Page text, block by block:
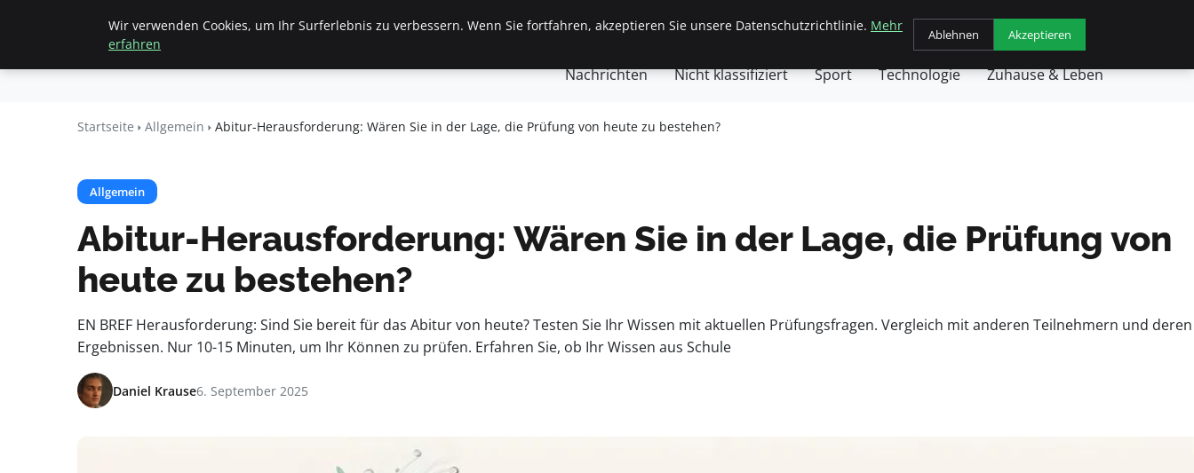
Beyond
Startseite Allgemein Finanzen & Immobilien Frauen / Mode Geschäft Gesundheit Haustiere Kochen
Nachrichten Nicht klassifiziert Sport Technologie Zuhause & Leben
Startseite Allgemein Abitur-Herausforderung: Wären Sie in der Lage, die Prüfung von heute zu bestehen?
Allgemein
Abitur-Herausforderung: Wären Sie in der Lage, die Prüfung von
heute zu bestehen?
EN BREF Herausforderung: Sind Sie bereit für das Abitur von heute? Testen Sie Ihr Wissen mit aktuellen Prüfungsfragen. Vergleich mit anderen Teilnehmern und deren
Ergebnissen. Nur 10-15 Minuten, um Ihr Können zu prüfen. Erfahren Sie, ob Ihr Wissen aus Schule
Daniel Krause6. September 2025
Wir verwenden Cookies, um Ihr Surferlebnis zu verbessern. Wenn Sie fortfahren, akzeptieren Sie unsere Datenschutzrichtlinie. Mehr
erfahren
Ablehnen Akzeptieren